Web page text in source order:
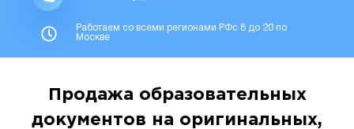
Работаем со всеми регионами РФс 8 до 20 по
Москве
Продажа образовательных
документов на оригинальных,